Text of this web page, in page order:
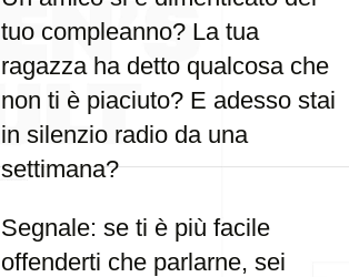
tuo compleanno? La tua
ragazza ha detto qualcosa che
non ti è piaciuto? E adesso stai
in silenzio radio da una
settimana?
Segnale: se ti è più facile
offenderti che parlarne, sei